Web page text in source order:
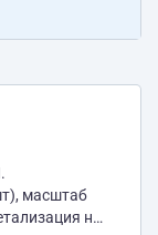
масштаб
не